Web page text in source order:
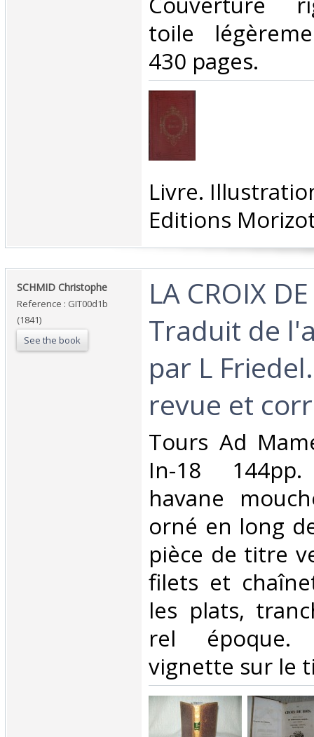
toile
430 pages.‎
‎Livre.
Editions
‎SCHMID Christophe‎
Reference : GIT00d1b
(1841)
See the book
‎LA CROIX
Traduit de
par L
revue et
‎Tours Ad
In-18
havane
orné en long
pièce de titre
filets et
les plats,
rel époque.
vignette sur le